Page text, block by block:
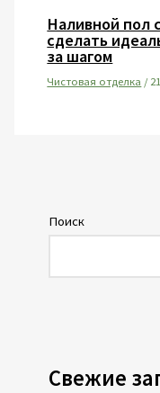
Наливной пол
сделать
за шагом
Чистовая отделка /
Поиск
Свежие